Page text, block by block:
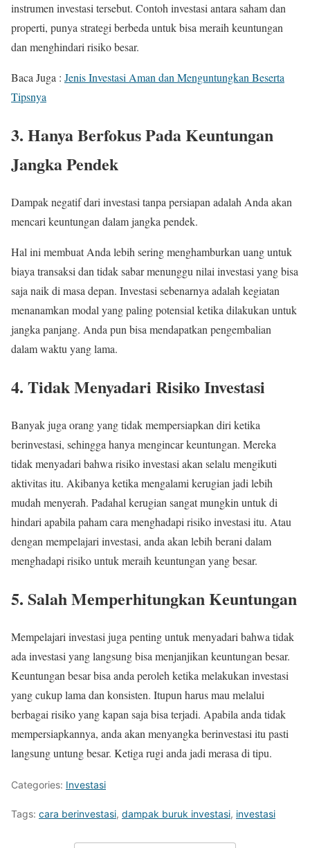
instrumen investasi tersebut. Contoh investasi antara saham dan
properti, punya strategi berbeda untuk bisa meraih keuntungan
dan menghindari risiko besar.
Baca Juga : Jenis Investasi Aman dan Menguntungkan Beserta
Tipsnya
3. Hanya Berfokus Pada Keuntungan
Jangka Pendek
Dampak negatif dari investasi tanpa persiapan adalah Anda akan
mencari keuntungan dalam jangka pendek.
Hal ini membuat Anda lebih sering menghamburkan uang untuk
biaya transaksi dan tidak sabar menunggu nilai investasi yang bisa
saja naik di masa depan. Investasi sebenarnya adalah kegiatan
menanamkan modal yang paling potensial ketika dilakukan untuk
jangka panjang. Anda pun bisa mendapatkan pengembalian
dalam waktu yang lama.
4. Tidak Menyadari Risiko Investasi
Banyak juga orang yang tidak mempersiapkan diri ketika
berinvestasi, sehingga hanya mengincar keuntungan. Mereka
tidak menyadari bahwa risiko investasi akan selalu mengikuti
aktivitas itu. Akibanya ketika mengalami kerugian jadi lebih
mudah menyerah. Padahal kerugian sangat mungkin untuk di
hindari apabila paham cara menghadapi risiko investasi itu. Atau
dengan mempelajari investasi, anda akan lebih berani dalam
menghadapi risiko untuk meraih keuntungan yang besar.
5. Salah Memperhitungkan Keuntungan
Mempelajari investasi juga penting untuk menyadari bahwa tidak
ada investasi yang langsung bisa menjanjikan keuntungan besar.
Keuntungan besar bisa anda peroleh ketika melakukan investasi
yang cukup lama dan konsisten. Itupun harus mau melalui
berbagai risiko yang kapan saja bisa terjadi. Apabila anda tidak
mempersiapkannya, anda akan menyangka berinvestasi itu pasti
langsung untung besar. Ketiga rugi anda jadi merasa di tipu.
Categories: Investasi
Tags: cara berinvestasi, dampak buruk investasi, investasi